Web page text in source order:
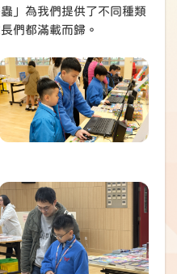
」為我們提供了不同種類
們都滿載而歸。